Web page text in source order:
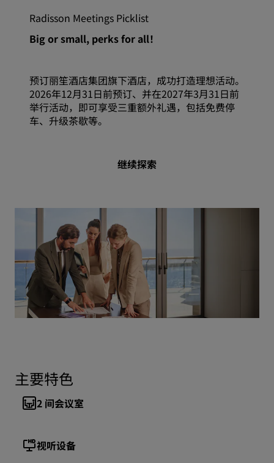
Radisson Meetings Picklist
Big or small, perks for all！
预订丽笙酒店集团旗下酒店，成功打造理想活动。
2026年12月31日前预订、并在2027年3月31日前
举行活动，即可享受三重额外礼遇，包括免费停
车、升级茶歇等。
继续探索
主要特色
2 间会议室
视听设备